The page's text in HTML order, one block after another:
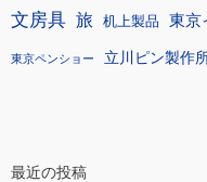
文房具 旅 机上製品 東京
東京ペンショー 立川ピン製作
最近の投稿